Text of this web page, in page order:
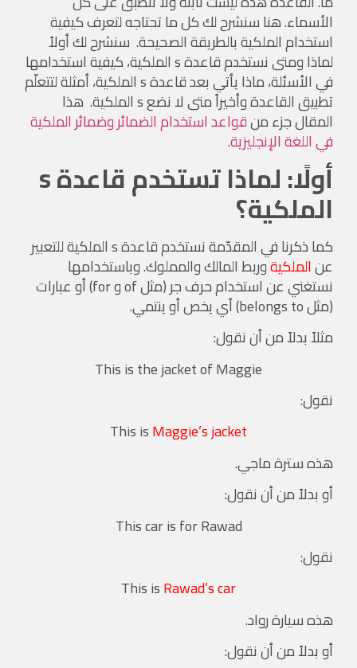
الأسماء. هنا سنشرح لك كل ما تحتاجه لتعرف كيفية
استخدام الملكية بالطريقة الصحيحة. سنشرح لك أولاً
لماذا ومتى نستخدم قاعدة s الملكية، كيفية استخدامها
في الأسئلة، ماذا يأتي بعد قاعدة s الملكية، أمثلة لتتعلّم
تطبيق القاعدة وأخيراً متى لا نضع s الملكية. هذا
المقال جزء منقواعد استخدام الضمائر وضمائر الملكية
في اللغة الإنجليزية.
أولًا: لماذا تستخدم قاعدة s
الملكية؟
كما ذكرنا في المقدّمة نستخدم قاعدة s الملكية للتعبير
عنالملكيةوربط المالك والمملوك. وباستخدامها
نستغني عن استخدام حرف جر (مثل of و for) أو عبارات
(مثل belongs to) أي يخص أو ينتمي.
مثلاً بدلاً من أن نقول:
This is the jacket of Maggie
نقول:
This isMaggie’s jacket
هذه سترة ماجي.
أو بدلاً من أن نقول:
This car is for Rawad
نقول:
This isRawad’s car
هذه سيارة رواد.
أو بدلاً من أن نقول: